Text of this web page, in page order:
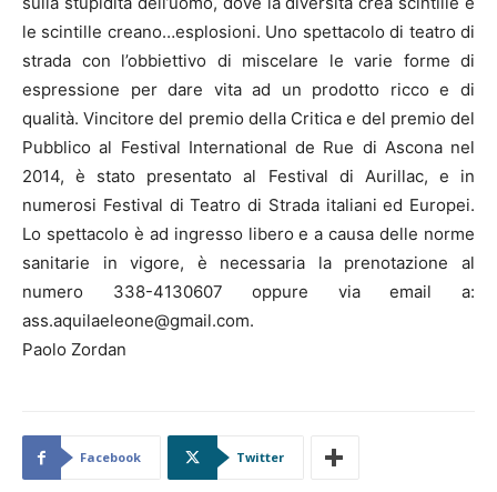
le scintille creano…esplosioni. Uno spettacolo di teatro di
strada con l’obbiettivo di miscelare le varie forme di
espressione per dare vita ad un prodotto ricco e di
qualità. Vincitore del premio della Critica e del premio del
Pubblico al Festival International de Rue di Ascona nel
2014, è stato presentato al Festival di Aurillac, e in
numerosi Festival di Teatro di Strada italiani ed Europei.
Lo spettacolo è ad ingresso libero e a causa delle norme
sanitarie in vigore, è necessaria la prenotazione al
numero 338-4130607 oppure via email a:
ass.aquilaeleone@gmail.com.
Paolo Zordan
Facebook Twitter